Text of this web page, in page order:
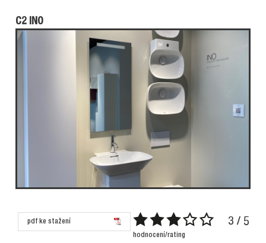
C2 INO
pdf ke stažení 3 / 5
hodnocení/rating